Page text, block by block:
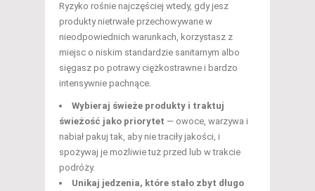
Ryzyko rośnie najczęściej wtedy, gdy jesz
produkty nietrwałe przechowywane w
nieodpowiednich warunkach, korzystasz z
miejsc o niskim standardzie sanitarnym albo
sięgasz po potrawy ciężkostrawne i bardzo
intensywnie pachnące.
Wybieraj świeże produkty i traktuj
świeżość jako priorytet — owoce, warzywa i
nabiał pakuj tak, aby nie traciły jakości, i
spożywaj je możliwie tuż przed lub w trakcie
podróży.
Unikaj jedzenia, które stało zbyt długo